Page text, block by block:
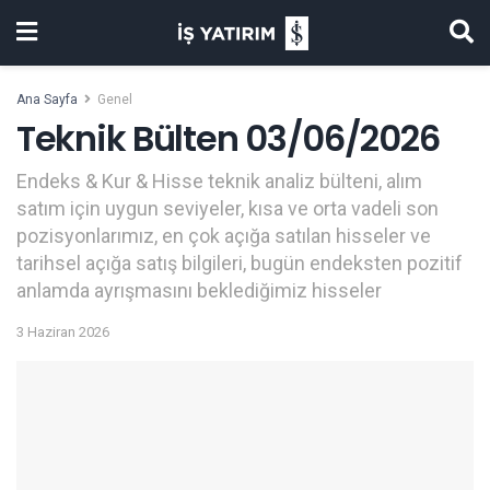
Ana Sayfa Genel
Teknik Bülten 03/06/2026
Endeks & Kur & Hisse teknik analiz bülteni, alım
satım için uygun seviyeler, kısa ve orta vadeli son
pozisyonlarımız, en çok açığa satılan hisseler ve
tarihsel açığa satış bilgileri, bugün endeksten pozitif
anlamda ayrışmasını beklediğimiz hisseler
3 Haziran 2026